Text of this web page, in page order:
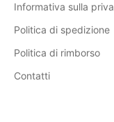
Informativa sulla
Politica di spedizione
Politica di rimborso
Contatti